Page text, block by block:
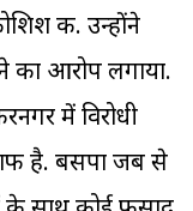
की. उन्होंने
का आरोप लगाया.
में विरोधी
है. बसपा जब से